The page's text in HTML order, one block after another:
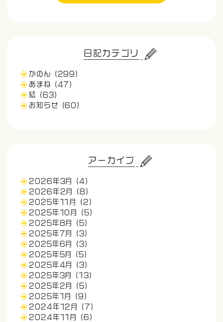
日記カテゴリ
かのん
(299)
あまね
(47)
結
(63)
お知らせ
(60)
アーカイブ
2026年3月
(4)
2026年2月
(8)
2025年11月
(2)
2025年10月
(5)
2025年8月
(5)
2025年7月
(3)
2025年6月
(3)
2025年5月
(5)
2025年4月
(3)
2025年3月
(13)
2025年2月
(5)
2025年1月
(9)
2024年12月
(7)
2024年11月
(6)